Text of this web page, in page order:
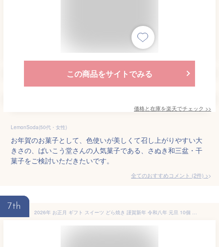
この商品をサイトでみる
価格と在庫を楽天でチェック >>
LemonSoda(50代・女性)
お年賀のお菓子として、色使いが美しくて召し上がりやすい大
きさの、ばいこう堂さんの人気菓子である、さぬき和三盆・干
菓子をご検討いただきたいです。
全てのおすすめコメント (2件) >
7th
2026年 お正月 ギフト スイーツ どら焼き 謹賀新年 令和八年 元旦 10個 小豆餡 化粧箱入り | お年賀 お菓子 ギフト 文字入り メッセージ入り どらやき 和菓子 お土産 御年賀 お年始 御年始 年賀状 新年 挨拶 プレゼント 手土産 贈り物 帰省土産 グルメ 食品